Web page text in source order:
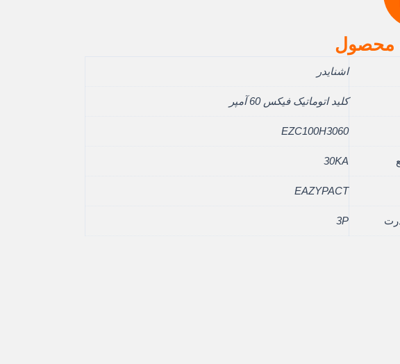
محصول
اشنایدر
کلید اتوماتیک فيکس 60 آمپر
EZC100H3060
30KA
EAZYPACT
3P